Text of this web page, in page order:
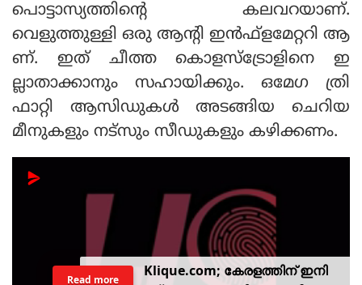
പൊട്ടാസ്യത്തിന്റെ കലവറയാണ്.
വെളുത്തുള്ളി ഒരു ആന്റി ഇന്‍ഫ്‌ളമേറ്ററി ആ
ണ്. ഇത് ചീത്ത കൊളസ്‌ട്രോളിനെ ഇ
ല്ലാതാക്കാനും സഹായിക്കും. ഒമേഗ ത്രി
ഫാറ്റി ആസിഡുകള്‍ അടങ്ങിയ ചെറിയ
മീനുകളും നട്‌സും സീഡുകളും കഴിക്കണം.